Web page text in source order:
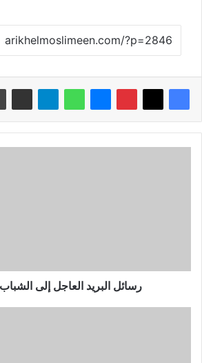
رسائل البريد العاجل إلى الشباب